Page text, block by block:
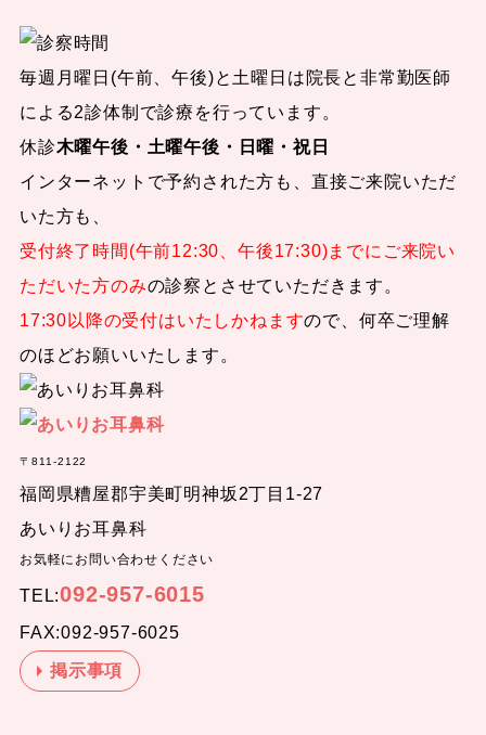
毎週月曜日(午前、午後)と土曜日は院長と非常勤医師
による2診体制で診療を行っています。
休診木曜午後・土曜午後・日曜・祝日
インターネットで予約された方も、直接ご来院いただ
いた方も、
受付終了時間(午前12:30、午後17:30)までにご来院い
ただいた方のみの診察とさせていただきます。
17:30以降の受付はいたしかねますので、何卒ご理解
のほどお願いいたします。
〒811-2122
福岡県糟屋郡宇美町明神坂2丁目1-27
あいりお耳鼻科
お気軽にお問い合わせください
TEL:092-957-6015
FAX:092-957-6025
掲示事項